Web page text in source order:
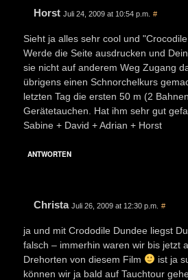
Horst Juli 24, 2009 at 10:54 p.m. #
Sieht ja alles sehr cool und
Werde die Seite ausdrucken und
sie nicht auf anderem Weg Zugang
übrigens einen Schnorchelkurs
letzten Tag die ersten 50 m (2
Gerätetauchen. Hat ihm sehr gut
Sabine + David + Adrian + Horst
ANTWORTEN
Christa Juli 26, 2009 at 12:30 p.m. #
ja und mit Crododile Dundee liegst
falsch – immerhin waren wir bis jetzt
Drehorten von diesem Film
ist ja
können wir ja bald auf Tauchtour